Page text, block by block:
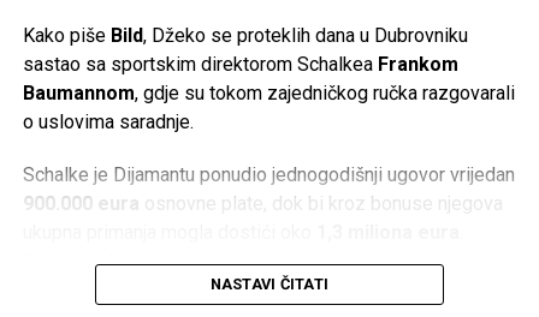
Tweet Share
Kako piše Bild, Džeko se proteklih dana u Dubrovniku
sastao sa sportskim direktorom Schalkea Frankom
Baumannom, gdje su tokom zajedničkog ručka razgovarali
o uslovima saradnje.
Schalke je Dijamantu ponudio jednogodišnji ugovor vrijedan
900.000 eura osnovne plate, dok bi kroz bonuse njegova
Nakon dodatnih pregovora, obje strane su, prema
navodima njemačkih medija, postigle usmeni dogovor.
NASTAVI ČITATI